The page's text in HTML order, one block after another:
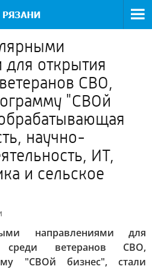
открытия
СВО,
"СВОй
научно-
ИТ,
и сельское
направлениями для
среди ветеранов СВО,
"СВОй бизнес", стали